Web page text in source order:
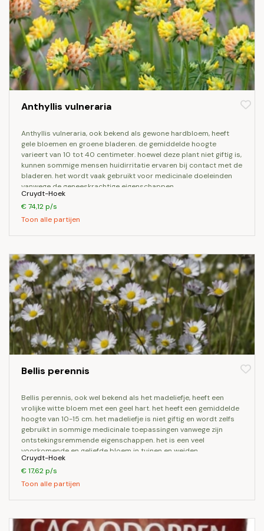
Anthyllis vulneraria
anthyllis vulneraria, ook bekend als gewone hardbloem, heeft
gele bloemen en groene bladeren. de gemiddelde hoogte
varieert van 10 tot 40 centimeter. hoewel deze plant niet giftig is,
kunnen sommige mensen huidirritatie ervaren bij contact met de
bladeren. het wordt vaak gebruikt voor medicinale doeleinden
vanwege de geneeskrachtige eigenschappen.
Cruydt-Hoek
€ 74,12 p/s
Toon alle partijen
Bellis perennis
bellis perennis, ook wel bekend als het madeliefje, heeft een
vrolijke witte bloem met een geel hart. het heeft een gemiddelde
hoogte van 10-15 cm. het madeliefje is niet giftig en wordt zelfs
gebruikt in sommige medicinale toepassingen vanwege zijn
ontstekingsremmende eigenschappen. het is een veel
voorkomende en geliefde bloem in tuinen en weiden.
Cruydt-Hoek
€ 17,62 p/s
Toon alle partijen